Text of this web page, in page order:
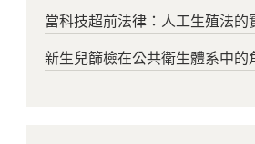
當科技超前法律：人工生殖法的
新生兒篩檢在公共衛生體系中的